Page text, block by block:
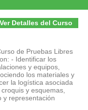
Ver Detalles del Curso
de Pruebas Libres
- Identificar los
y equipos,
los materiales y
la logística asociada
y esquemas,
y representación